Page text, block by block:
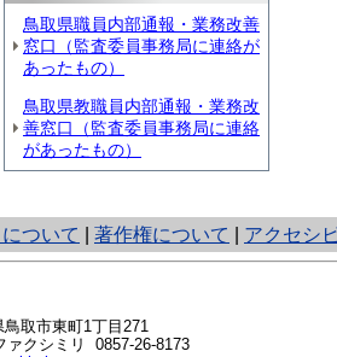
鳥取県職員内部通報・業務改善
窓口（監査委員事務局に連絡が
あったもの）
鳥取県教職員内部通報・業務改
善窓口（監査委員事務局に連絡
があったもの）
ついて 著作権について アクセシ
鳥取市東町1丁目271
ァクシミリ 0857-26-8173